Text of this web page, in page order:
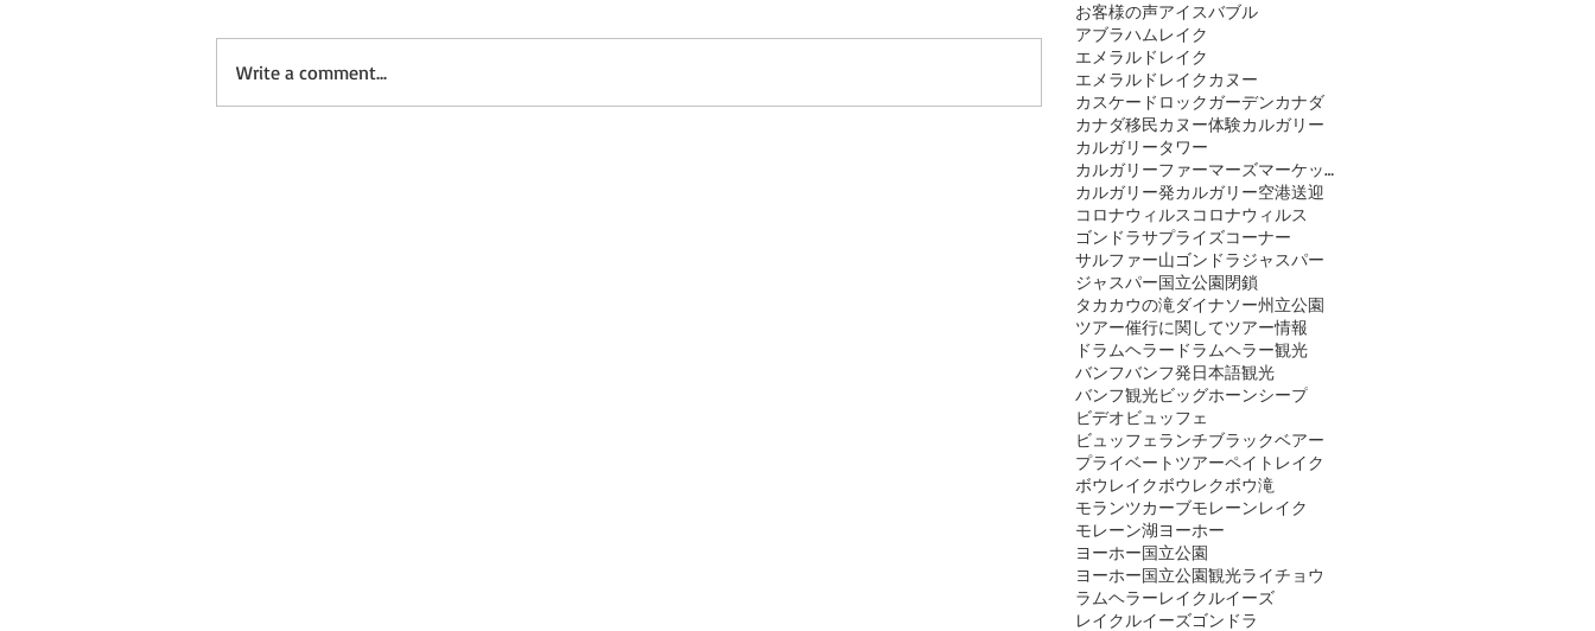
Write a comment...
お客様の声アイスバブル
アブラハムレイク
エメラルドレイク
エメラルドレイクカヌー
カスケードロックガーデンカナダ
カナダ移民カヌー体験カルガリー
カルガリータワー
カルガリーファーマーズマーケット
カルガリー発カルガリー空港送迎
コロナウィルス コロナウィルス
ゴンドラサプライズコーナー
サルファー山ゴンドラジャスパー
ジャスパー国立公園閉鎖
タカカウの滝ダイナソー州立公園
ツアー催行に関してツアー情報
ドラムヘラー ドラムヘラー観光
バンフバンフ発日本語観光
バンフ観光ビッグホーンシープ
ビデオビュッフェ
ビュッフェランチブラックベアー
プライベートツアーペイトレイク
ボウレイクボウレクボウ滝
モランツカーブモレーンレイク
モレーン湖ヨーホー
ヨーホー国立公園
ヨーホー国立公園観光ライチョウ
ラムヘラーレイクルイーズ
レイクルイーズゴンドラ